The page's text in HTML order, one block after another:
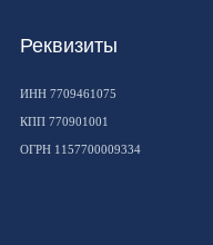
Реквизиты
ИНН 7709461075
КПП 770901001
ОГРН 1157700009334